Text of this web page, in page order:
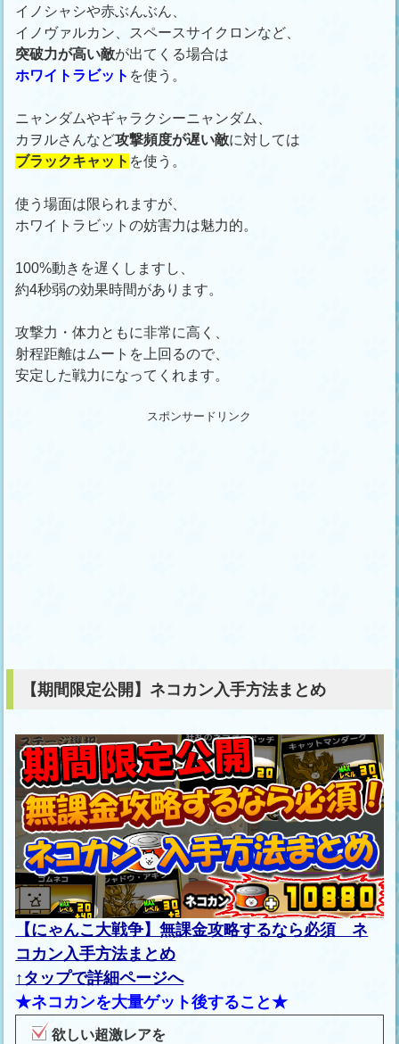
イノシャシや赤ぶんぶん、
イノヴァルカン、スペースサイクロンなど、
突破力が高い敵が出てくる場合は
ホワイトラビット を使う。
ニャンダムやギャラクシーニャンダム、
カヲルさんなど攻撃頻度が遅い敵に対しては
ブラックキャット を使う。
使う場面は限られますが、
ホワイトラビットの妨害力は魅力的。
100%動きを遅くしますし、
約4秒弱の効果時間があります。
攻撃力・体力ともに非常に高く、
射程距離はムートを上回るので、
安定した戦力になってくれます。
スポンサードリンク
【期間限定公開】ネコカン入手方法まとめ
【にゃんこ大戦争】無課金攻略するなら必須 ネ
コカン入手方法まとめ
↑タップで詳細ページへ
★ネコカンを大量ゲット後すること★
欲しい超激レアを